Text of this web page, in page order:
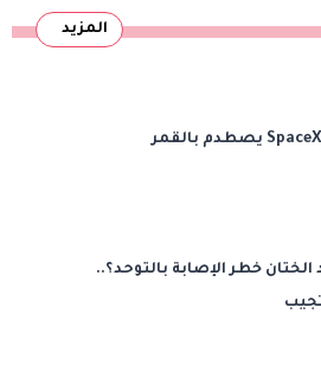
المزيد
الختان خطر الإصابة بالتوحد؟..